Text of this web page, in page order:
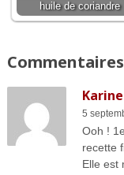
huile de coriandre
Commentaires
Karine
5
Ooh !
recette
Elle est